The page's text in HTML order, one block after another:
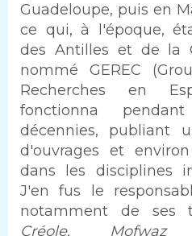
Guadeloupe, puis en
ce qui, à l'époque,
des Antilles et de la
nommé GEREC
Recherches en
fonctionna
décennies, publiant
d'ouvrages et
dans les disciplines
J'en fus le
notamment de ses
Créole,